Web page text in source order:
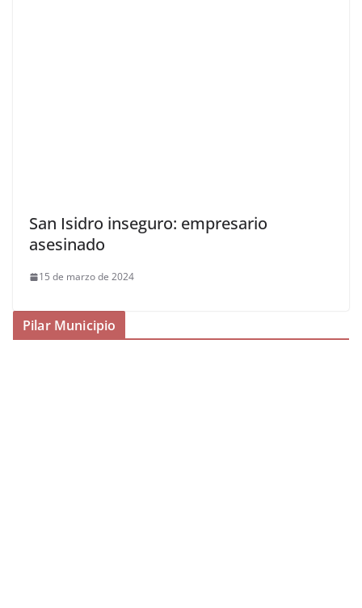
San Isidro inseguro: empresario
asesinado
15 de marzo de 2024
Pilar Municipio